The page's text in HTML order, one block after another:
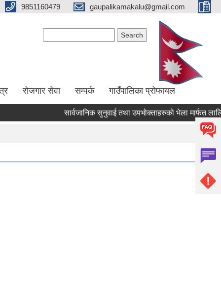
9851160479 gaupalikamakalu@gmail.com
रोजगार सेवा सम्पर्क गाउँपालिका प्रोफायल
सार्वजानिक सुनुवाई तथा उपभोक्ताहरुको भेला मार्फत